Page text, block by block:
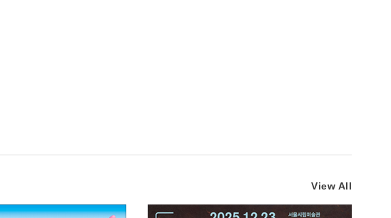
View All